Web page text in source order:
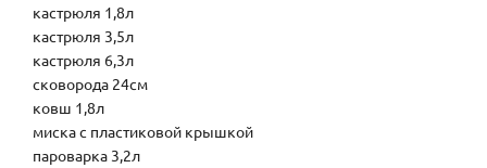
кастрюля 1,8л
кастрюля 3,5л
кастрюля 6,3л
сковорода 24см
ковш 1,8л
миска с пластиковой крышкой
пароварка 3,2л